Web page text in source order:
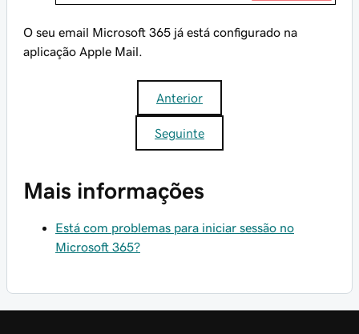
O seu email Microsoft 365 já está configurado na
aplicação Apple Mail.
Anterior
Seguinte
Mais informações
Está com problemas para iniciar sessão no
Microsoft 365?